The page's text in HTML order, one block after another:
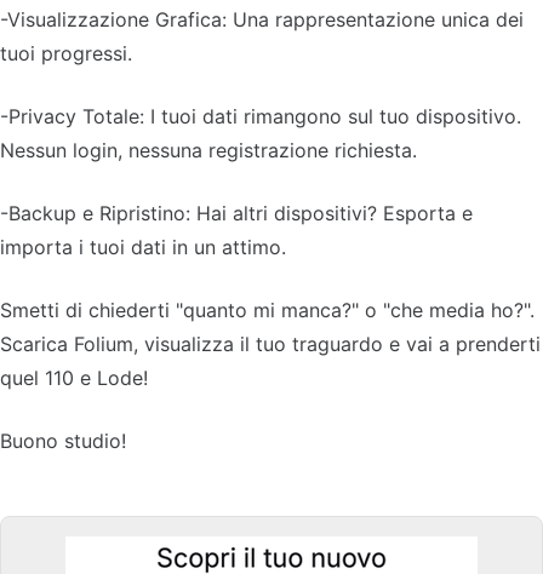
-Visualizzazione Grafica: Una rappresentazione unica dei
tuoi progressi.
-Privacy Totale: I tuoi dati rimangono sul tuo dispositivo.
Nessun login, nessuna registrazione richiesta.
-Backup e Ripristino: Hai altri dispositivi? Esporta e
importa i tuoi dati in un attimo.
Smetti di chiederti "quanto mi manca?" o "che media ho?".
Scarica Folium, visualizza il tuo traguardo e vai a prenderti
quel 110 e Lode!
Buono studio!